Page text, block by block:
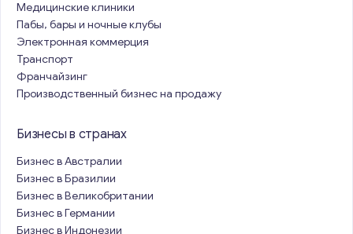
Медицинские клиники
Пабы, бары и ночные клубы
Электронная коммерция
Транспорт
Франчайзинг
Производственный бизнес на продажу
Бизнесы в странах
Бизнес в Австралии
Бизнес в Бразилии
Бизнес в Великобритании
Бизнес в Германии
Бизнес в Индонезии